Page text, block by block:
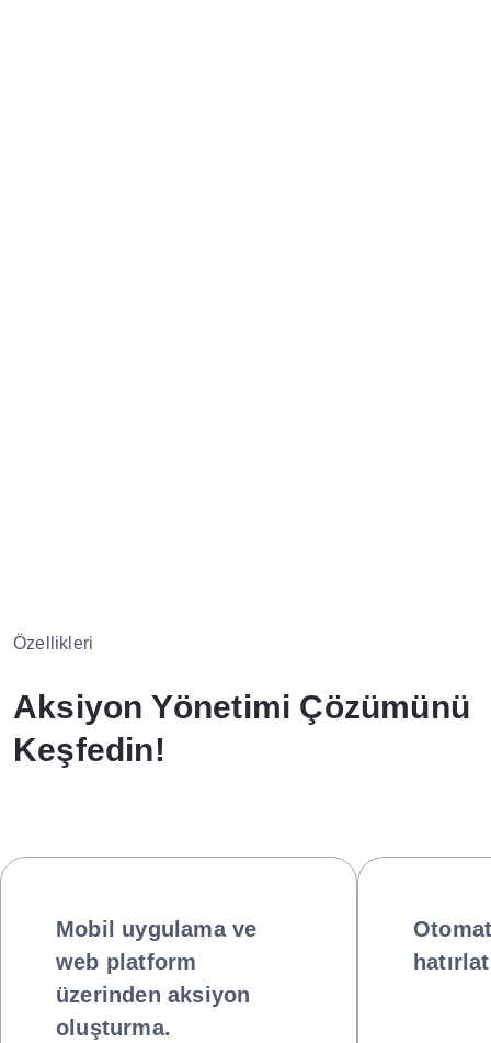
Özellikleri
Aksiyon Yönetimi Çözümünü
Keşfedin!
Mobil uygulama ve
web platform
üzerinden aksiyon
oluşturma.